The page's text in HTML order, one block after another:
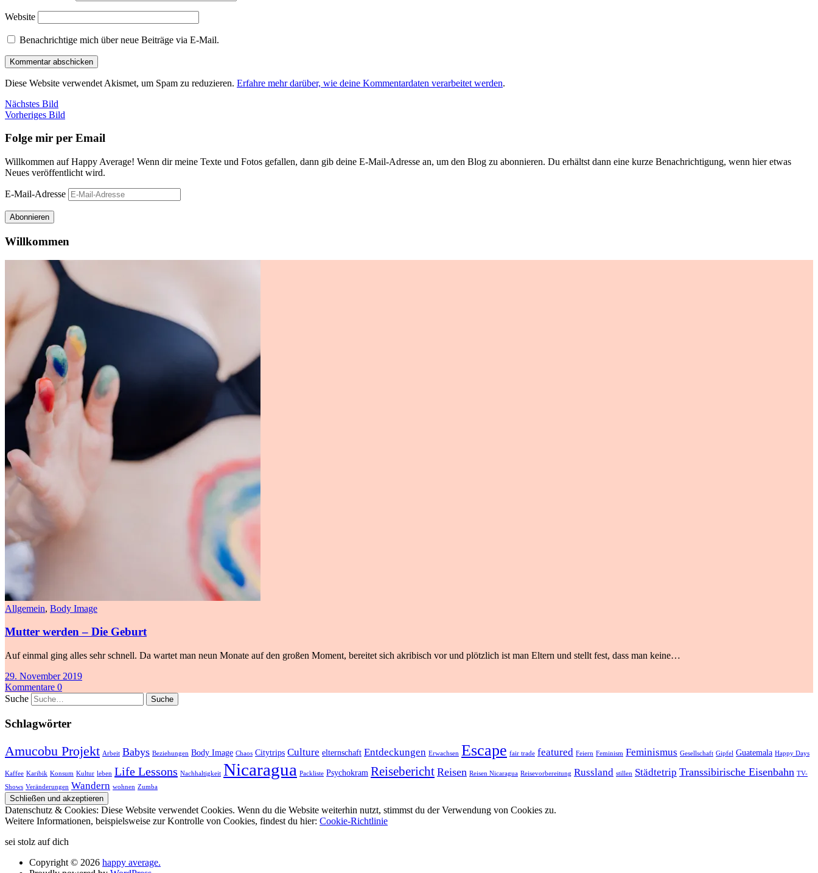
Website
Benachrichtige mich über neue Beiträge via E-Mail.
Diese Website verwendet Akismet, um Spam zu reduzieren. Erfahre mehr darüber, wie deine Kommentardaten verarbeitet werden.
Nächstes Bild
Vorheriges Bild
Folge mir per Email
Willkommen auf Happy Average! Wenn dir meine Texte und Fotos gefallen, dann gib deine E-Mail-Adresse an, um den Blog zu abonnieren. Du erhältst dann eine kurze Benachrichtigung, wenn hier etwas
Neues veröffentlicht wird.
E-Mail-Adresse
Abonnieren
Willkommen
Allgemein, Body Image
Mutter werden – Die Geburt
Auf einmal ging alles sehr schnell. Da wartet man neun Monate auf den großen Moment, bereitet sich akribisch vor und plötzlich ist man Eltern und stellt fest, dass man keine…
29. November 2019
Kommentare 0
Suche
Schlagwörter
Amucobu Projekt Arbeit Babys Beziehungen Body Image Chaos Citytrips Culture elternschaft Entdeckungen Erwachsen Escape fair trade featured Feiern Feminism Feminismus Gesellschaft Gipfel Guatemala Happy Days
Kaffee Karibik Konsum Kultur leben Life Lessons Nachhaltigkeit Nicaragua Packliste Psychokram Reisebericht Reisen Reisen Nicaragua Reisevorbereitung Russland stillen Städtetrip Transsibirische Eisenbahn TV-
Shows Veränderungen Wandern wohnen Zumba
Datenschutz & Cookies: Diese Website verwendet Cookies. Wenn du die Website weiterhin nutzt, stimmst du der Verwendung von Cookies zu.
Weitere Informationen, beispielsweise zur Kontrolle von Cookies, findest du hier: Cookie-Richtlinie
sei stolz auf dich
Copyright © 2026 happy average.